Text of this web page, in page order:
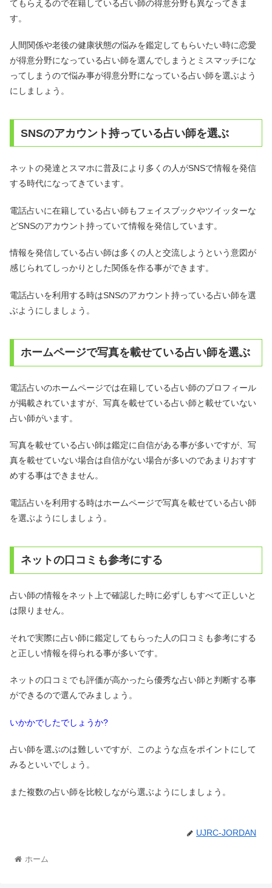
てもらえるので在籍している占い師の得意分野も異なってきま
す。
人間関係や老後の健康状態の悩みを鑑定してもらいたい時に恋愛
が得意分野になっている占い師を選んでしまうとミスマッチにな
ってしまうので悩み事が得意分野になっている占い師を選ぶよう
にしましょう。
SNSのアカウント持っている占い師を選ぶ
ネットの発達とスマホに普及により多くの人がSNSで情報を発信
する時代になってきています。
電話占いに在籍している占い師もフェイスブックやツイッターな
どSNSのアカウント持っていて情報を発信しています。
情報を発信している占い師は多くの人と交流しようという意図が
感じられてしっかりとした関係を作る事ができます。
電話占いを利用する時はSNSのアカウント持っている占い師を選
ぶようにしましょう。
ホームページで写真を載せている占い師を選ぶ
電話占いのホームページでは在籍している占い師のプロフィール
が掲載されていますが、写真を載せている占い師と載せていない
占い師がいます。
写真を載せている占い師は鑑定に自信がある事が多いですが、写
真を載せていない場合は自信がない場合が多いのであまりおすす
めする事はできません。
電話占いを利用する時はホームページで写真を載せている占い師
を選ぶようにしましょう。
ネットの口コミも参考にする
占い師の情報をネット上で確認した時に必ずしもすべて正しいと
は限りません。
それで実際に占い師に鑑定してもらった人の口コミも参考にする
と正しい情報を得られる事が多いです。
ネットの口コミでも評価が高かったら優秀な占い師と判断する事
ができるので選んでみましょう。
いかかでしたでしょうか?
占い師を選ぶのは難しいですが、このような点をポイントにして
みるといいでしょう。
また複数の占い師を比較しながら選ぶようにしましょう。
UJRC-JORDAN
ホーム